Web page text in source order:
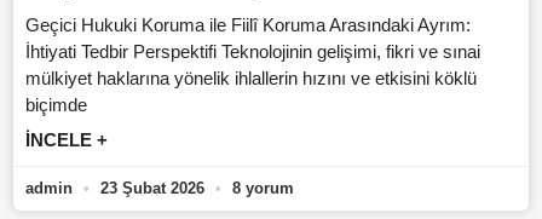
Geçici Hukuki Koruma ile Fiilî Koruma Arasındaki Ayrım:
İhtiyati Tedbir Perspektifi Teknolojinin gelişimi, fikri ve sınai
mülkiyet haklarına yönelik ihlallerin hızını ve etkisini köklü
biçimde
İNCELE +
admin 23 Şubat 2026 8 yorum